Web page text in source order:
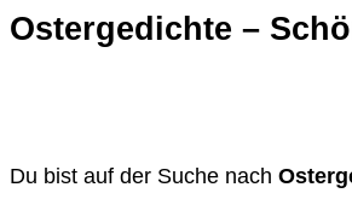
Ostergedichte –
Du bist auf der Suche nach